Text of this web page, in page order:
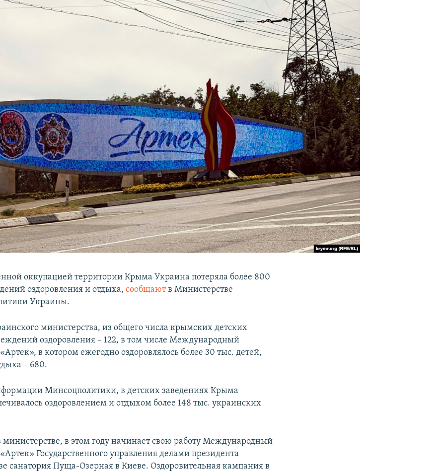
оккупацией территории Крыма Украина потеряла более 800
оздоровления и отдыха,сообщаютв Министерстве
Украины.
министерства, из общего числа крымских детских
оздоровления – 122, в том числе Международный
в котором ежегодно оздоровлялось более 30 тыс. детей,
– 680.
Минсоцполитики, в детских заведениях Крыма
оздоровлением и отдыхом более 148 тыс. украинских
министерстве, в этом году начинает свою работу Международный
Государственного управления делами президента
санатория Пуща-Озерная в Киеве. Оздоровительная кампания в